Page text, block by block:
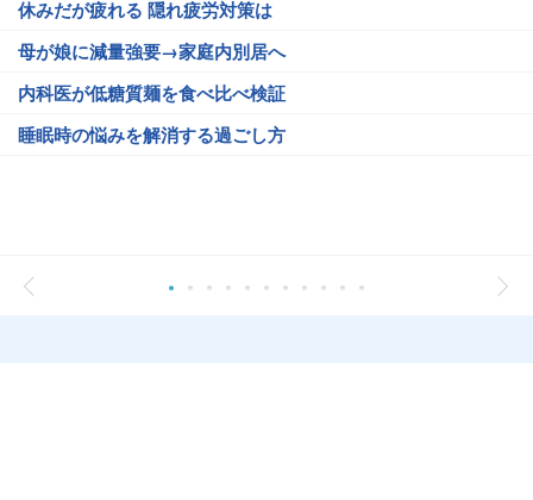
休みだが疲れる 隠れ疲労対策は
母が娘に減量強要→家庭内別居へ
内科医が低糖質麺を食べ比べ検証
睡眠時の悩みを解消する過ごし方